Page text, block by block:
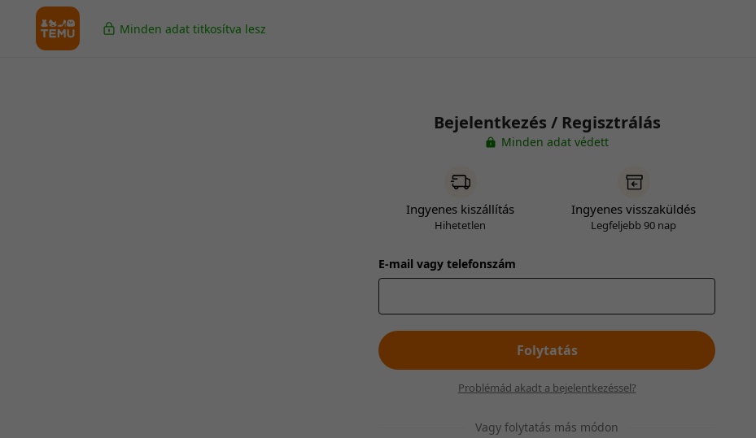
Minden adat titkosítva lesz
Bejelentkezés / Regisztrálás
Minden adat védett
Ingyenes kiszállítás
Hihetetlen
Ingyenes visszaküldés
Legfeljebb 90 nap
E-mail vagy telefonszám
Folytatás
Problémád akadt a bejelentkezéssel?
Vagy folytatás más módon